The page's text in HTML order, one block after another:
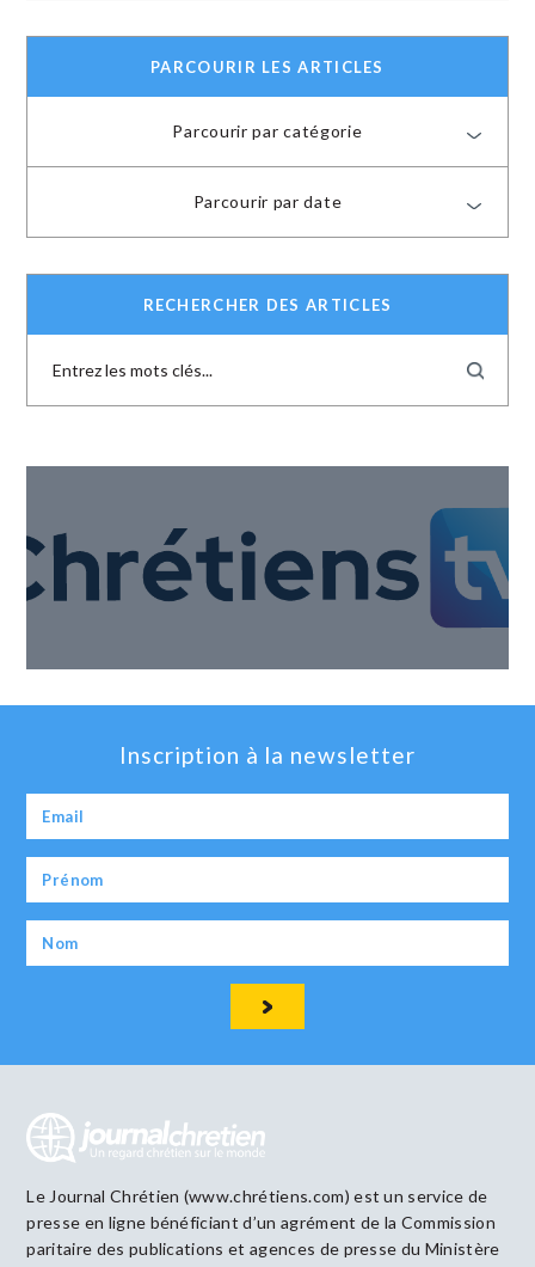
PARCOURIR LES ARTICLES
Parcourir par catégorie
Parcourir par date
RECHERCHER DES ARTICLES
Inscription à la newsletter
Le Journal Chrétien (www.chrétiens.com) est un service de
presse en ligne bénéficiant d’un agrément de la Commission
paritaire des publications et agences de presse du Ministère